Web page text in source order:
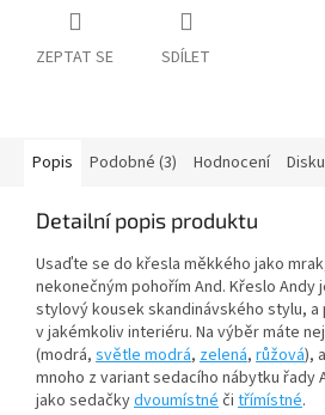
ZEPTAT SE SDÍLET
Popis Podobné (3) Hodnocení
Detailní popis produktu
Usaďte se do křesla měkkého jako
nekonečným pohořím And. Křeslo Andy
stylový kousek skandinávského stylu,
v jakémkoliv interiéru. Na výběr máte
(modrá, světle modrá, zelená, růžová),
mnoho z variant sedacího nábytku řady
jako sedačkydvoumístnéči třímístné.